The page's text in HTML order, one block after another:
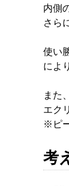
内側
さら
使い
によ
また
エク
※ピ
考